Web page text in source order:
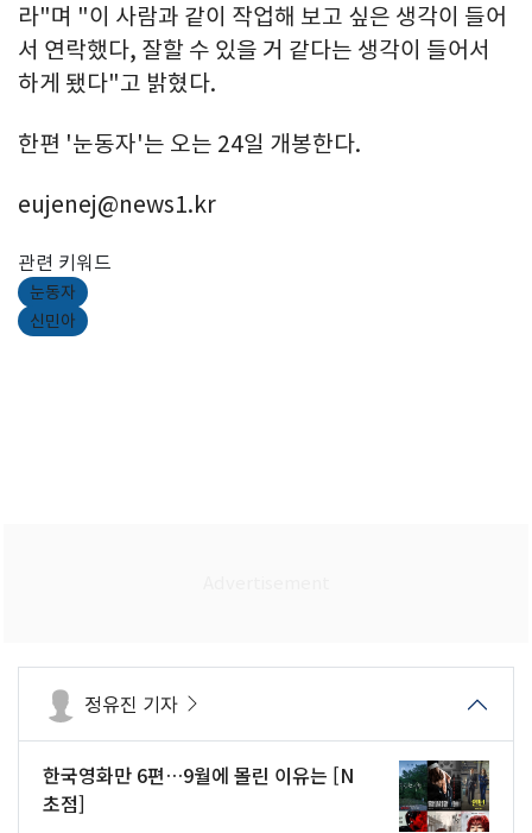
라"며 "이 사람과 같이 작업해 보고 싶은 생각이 들어
서 연락했다, 잘할 수 있을 거 같다는 생각이 들어서
하게 됐다"고 밝혔다.
한편 '눈동자'는 오는 24일 개봉한다.
eujenej@news1.kr
관련 키워드
눈동자
신민아
정유진 기자
한국영화만 6편…9월에 몰린 이유는 [N
초점]